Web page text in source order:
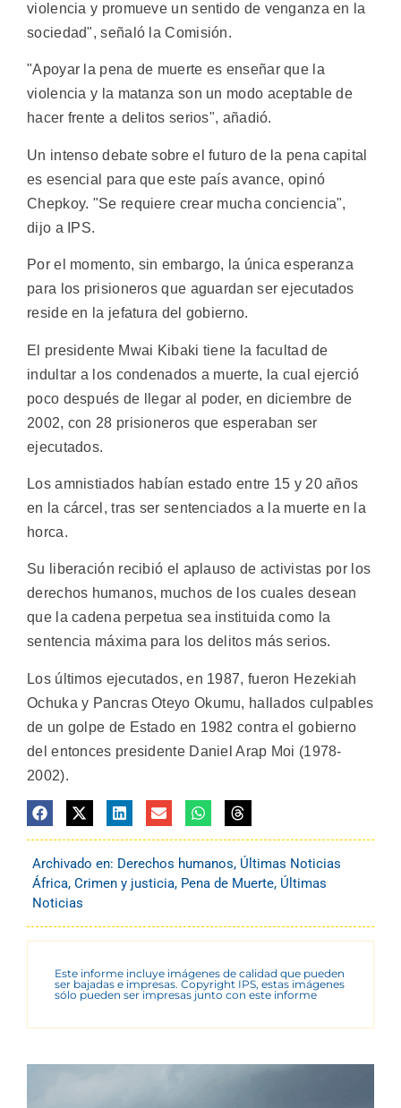
violencia y promueve un sentido de venganza en la
sociedad", señaló la Comisión.
"Apoyar la pena de muerte es enseñar que la
violencia y la matanza son un modo aceptable de
hacer frente a delitos serios", añadió.
Un intenso debate sobre el futuro de la pena capital
es esencial para que este país avance, opinó
Chepkoy. "Se requiere crear mucha conciencia",
dijo a IPS.
Por el momento, sin embargo, la única esperanza
para los prisioneros que aguardan ser ejecutados
reside en la jefatura del gobierno.
El presidente Mwai Kibaki tiene la facultad de
indultar a los condenados a muerte, la cual ejerció
poco después de llegar al poder, en diciembre de
2002, con 28 prisioneros que esperaban ser
ejecutados.
Los amnistiados habían estado entre 15 y 20 años
en la cárcel, tras ser sentenciados a la muerte en la
horca.
Su liberación recibió el aplauso de activistas por los
derechos humanos, muchos de los cuales desean
que la cadena perpetua sea instituida como la
sentencia máxima para los delitos más serios.
Los últimos ejecutados, en 1987, fueron Hezekiah
Ochuka y Pancras Oteyo Okumu, hallados culpables
de un golpe de Estado en 1982 contra el gobierno
del entonces presidente Daniel Arap Moi (1978-
2002).
Archivado en: Derechos humanos, Últimas Noticias
África, Crimen y justicia, Pena de Muerte, Últimas
Noticias
Este informe incluye imágenes de calidad que pueden
ser bajadas e impresas. Copyright IPS, estas imágenes
sólo pueden ser impresas junto con este informe